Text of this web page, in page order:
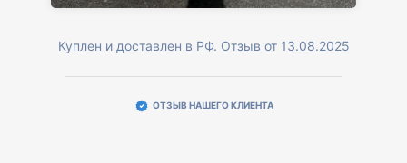
Куплен и доставлен в РФ. Отзыв от 13.08.2025
ОТЗЫВ НАШЕГО КЛИЕНТА